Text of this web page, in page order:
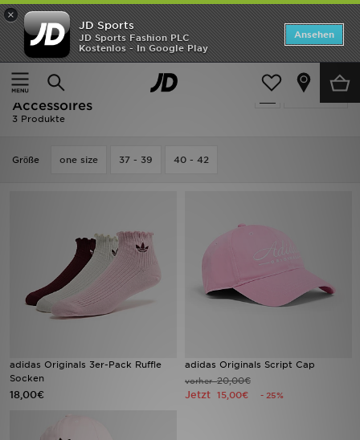
×
JD Sports
JD Sports Fashion PLC
Kostenlos - In Google Play
Ansehen
Home
Frauen Frauen Accessoires
Verfeinern
Frauen - Rosa Adidas Frauen
Accessoires
3 Produkte
Grӧße one size 37 - 39 40 - 42
adidas Originals 3er-Pack Ruffle
Socken
18,00€
adidas Originals Script Cap
vorher20,00€
Jetzt 15,00€ - 25%
ANGEBOTE
Neuheiten
Herren
Fußball
Lade die APP
Filialfinder